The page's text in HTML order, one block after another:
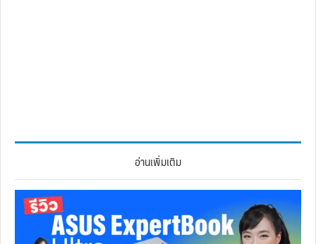
อ่านเพิ่มเติม